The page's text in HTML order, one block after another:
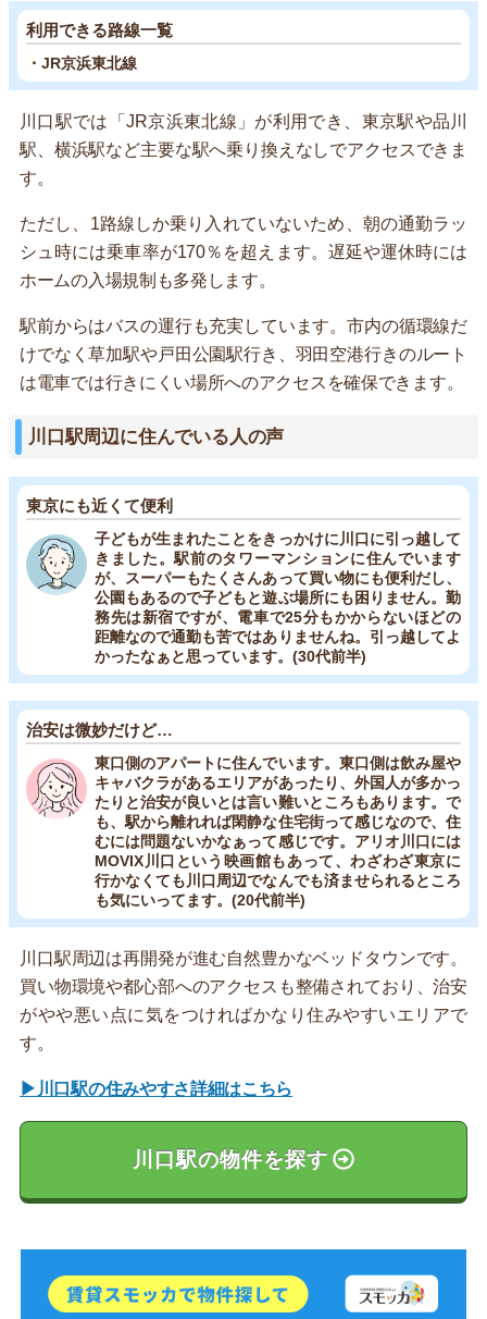
利用できる路線一覧
・JR京浜東北線
川口駅では「JR京浜東北線」が利用でき、東京駅や品川
駅、横浜駅など主要な駅へ乗り換えなしでアクセスできま
す。
ただし、1路線しか乗り入れていないため、朝の通勤ラッ
シュ時には乗車率が170％を超えます。遅延や運休時には
ホームの入場規制も多発します。
駅前からはバスの運行も充実しています。市内の循環線だ
けでなく草加駅や戸田公園駅行き、羽田空港行きのルート
は電車では行きにくい場所へのアクセスを確保できます。
川口駅周辺に住んでいる人の声
東京にも近くて便利
子どもが生まれたことをきっかけに川口に引っ越して
きました。駅前のタワーマンションに住んでいます
が、スーパーもたくさんあって買い物にも便利だし、
公園もあるので子どもと遊ぶ場所にも困りません。勤
務先は新宿ですが、電車で25分もかからないほどの
距離なので通勤も苦ではありませんね。引っ越してよ
かったなぁと思っています。(30代前半)
治安は微妙だけど…
東口側のアパートに住んでいます。東口側は飲み屋や
キャバクラがあるエリアがあったり、外国人が多かっ
たりと治安が良いとは言い難いところもあります。で
も、駅から離れれば閑静な住宅街って感じなので、住
むには問題ないかなぁって感じです。アリオ川口には
MOVIX川口という映画館もあって、わざわざ東京に
行かなくても川口周辺でなんでも済ませられるところ
も気にいってます。(20代前半)
川口駅周辺は再開発が進む自然豊かなベッドタウンです。
買い物環境や都心部へのアクセスも整備されており、治安
がやや悪い点に気をつければかなり住みやすいエリアで
す。
▶川口駅の住みやすさ詳細はこちら
川口駅の物件を探す